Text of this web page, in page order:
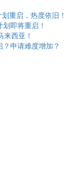
重启，热度依旧！
即将重启！
西亚！
申请难度增加？